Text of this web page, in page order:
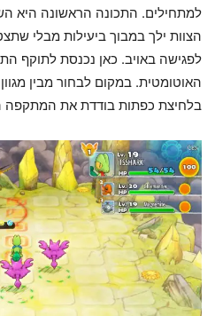
למתחילים. התכונה הראשונה היא
הצוות ילך במבוך ביעילות מבלי
לפגישה באויב. כאן נכנסת לתוקף
האוטומטית. במקום לבחור מבין
בלחיצת כפתות בודדת את המתקפה